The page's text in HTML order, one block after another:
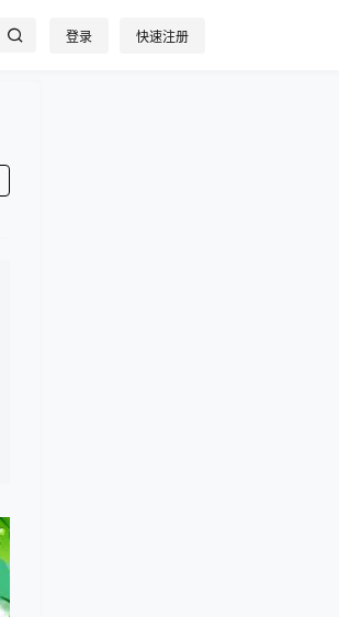
登录 快速注册